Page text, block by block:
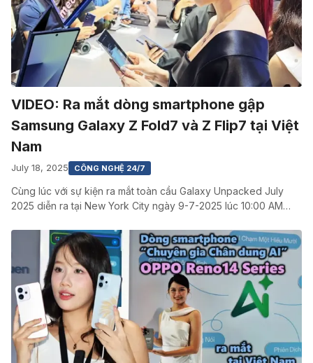
VIDEO: Ra mắt dòng smartphone gập
Samsung Galaxy Z Fold7 và Z Flip7 tại Việt
Nam
July 18, 2025 CÔNG NGHỆ 24/7
Cùng lúc với sự kiện ra mắt toàn cầu Galaxy Unpacked July
2025 diễn ra tại New York City ngày 9-7-2025 lúc 10:00 AM…